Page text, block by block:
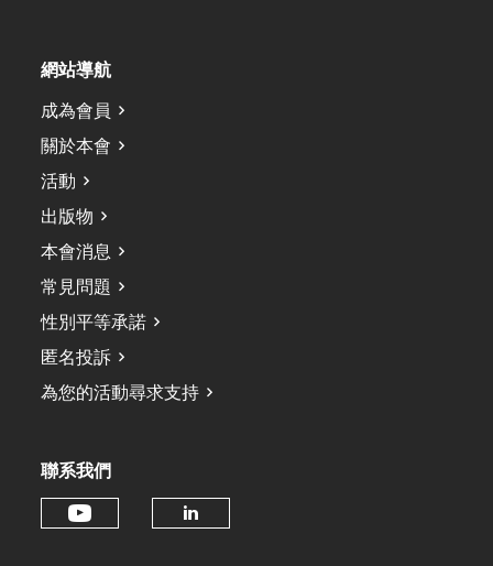
網站導航
成為會員
關於本會
活動
出版物
本會消息
常見問題
性別平等承諾
匿名投訴
為您的活動尋求支持
聯系我們